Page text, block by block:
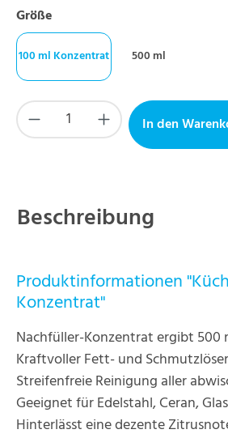
Größe
100 ml Konzentrat 500 ml
Produkt Anzahl: Gib den
In den
Beschreibung
Produktinformationen
Konzentrat"
Nachfüller-Konzentrat ergibt 500
Kraftvoller Fett- und
Streifenfreie Reinigung aller
Geeignet für Edelstahl, Ceran,
Hinterlässt eine dezente